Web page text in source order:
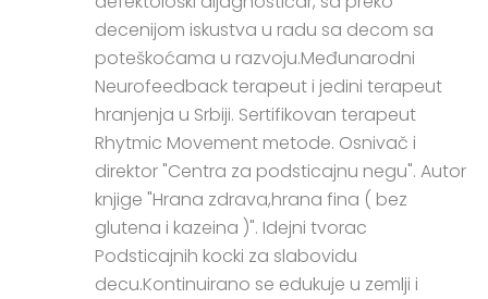
decenijom iskustva u radu sa decom sa
poteškoćama u razvoju.Međunarodni
Neurofeedback terapeut i jedini terapeut
hranjenja u Srbiji. Sertifikovan terapeut
Rhytmic Movement metode. Osnivač i
direktor "Centra za podsticajnu negu". Autor
knjige "Hrana zdrava,hrana fina ( bez
glutena i kazeina )". Idejni tvorac
Podsticajnih kocki za slabovidu
decu.Kontinuirano se edukuje u zemlji i